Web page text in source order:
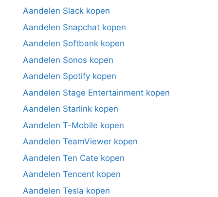
Aandelen Slack kopen
Aandelen Snapchat kopen
Aandelen Softbank kopen
Aandelen Sonos kopen
Aandelen Spotify kopen
Aandelen Stage Entertainment kopen
Aandelen Starlink kopen
Aandelen T-Mobile kopen
Aandelen TeamViewer kopen
Aandelen Ten Cate kopen
Aandelen Tencent kopen
Aandelen Tesla kopen